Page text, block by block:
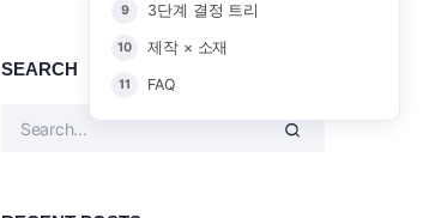
3단계 결정 트리
제작 × 소재
FAQ
SEARCH